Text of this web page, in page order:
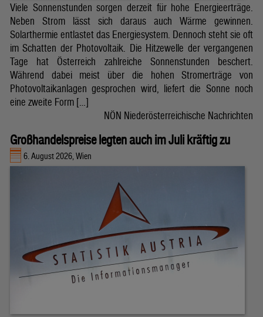
Viele Sonnenstunden sorgen derzeit für hohe Energieerträge.
Neben Strom lässt sich daraus auch Wärme gewinnen.
Solarthermie entlastet das Energiesystem. Dennoch steht sie oft
im Schatten der Photovoltaik. Die Hitzewelle der vergangenen
Tage hat Österreich zahlreiche Sonnenstunden beschert.
Während dabei meist über die hohen Stromerträge von
Photovoltaikanlagen gesprochen wird, liefert die Sonne noch
eine zweite Form […]
NÖN Niederösterreichische Nachrichten
Großhandelspreise legten auch im Juli kräftig zu
6. August 2026, Wien